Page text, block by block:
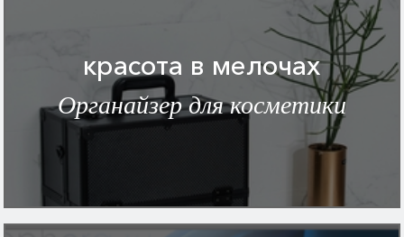
красота в мелочах
Органайзер для косметики